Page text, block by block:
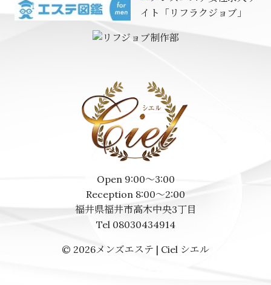
Open 9:00～3:00
Reception 8:00～2:00
福井県福井市高木中央3丁目
Tel 08030434914
© 2026メンズエステ | Ciel シエル